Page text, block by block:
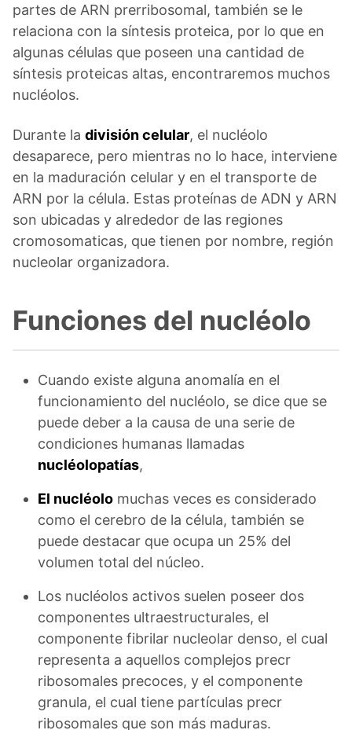
partes de ARN prerribosomal, también se le
relaciona con la síntesis proteica, por lo que en
algunas células que poseen una cantidad de
síntesis proteicas altas, encontraremos muchos
nucléolos.
Durante la división celular, el nucléolo
desaparece, pero mientras no lo hace, interviene
en la maduración celular y en el transporte de
ARN por la célula. Estas proteínas de ADN y ARN
son ubicadas y alrededor de las regiones
cromosomaticas, que tienen por nombre, región
nucleolar organizadora.
Funciones del nucléolo
Cuando existe alguna anomalía en el
funcionamiento del nucléolo, se dice que se
puede deber a la causa de una serie de
condiciones humanas llamadas
nucléolopatías,
El nucléolo muchas veces es considerado
como el cerebro de la célula, también se
puede destacar que ocupa un 25% del
volumen total del núcleo.
Los nucléolos activos suelen poseer dos
componentes ultraestructurales, el
componente fibrilar nucleolar denso, el cual
representa a aquellos complejos precr
ribosomales precoces, y el componente
granula, el cual tiene partículas precr
ribosomales que son más maduras.